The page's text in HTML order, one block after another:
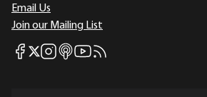
Email Us
Join our Mailing List
Mises Facebook
Mises X
Mises Instagram
Mises itunes
Mises Youtube
Mises RSS feed